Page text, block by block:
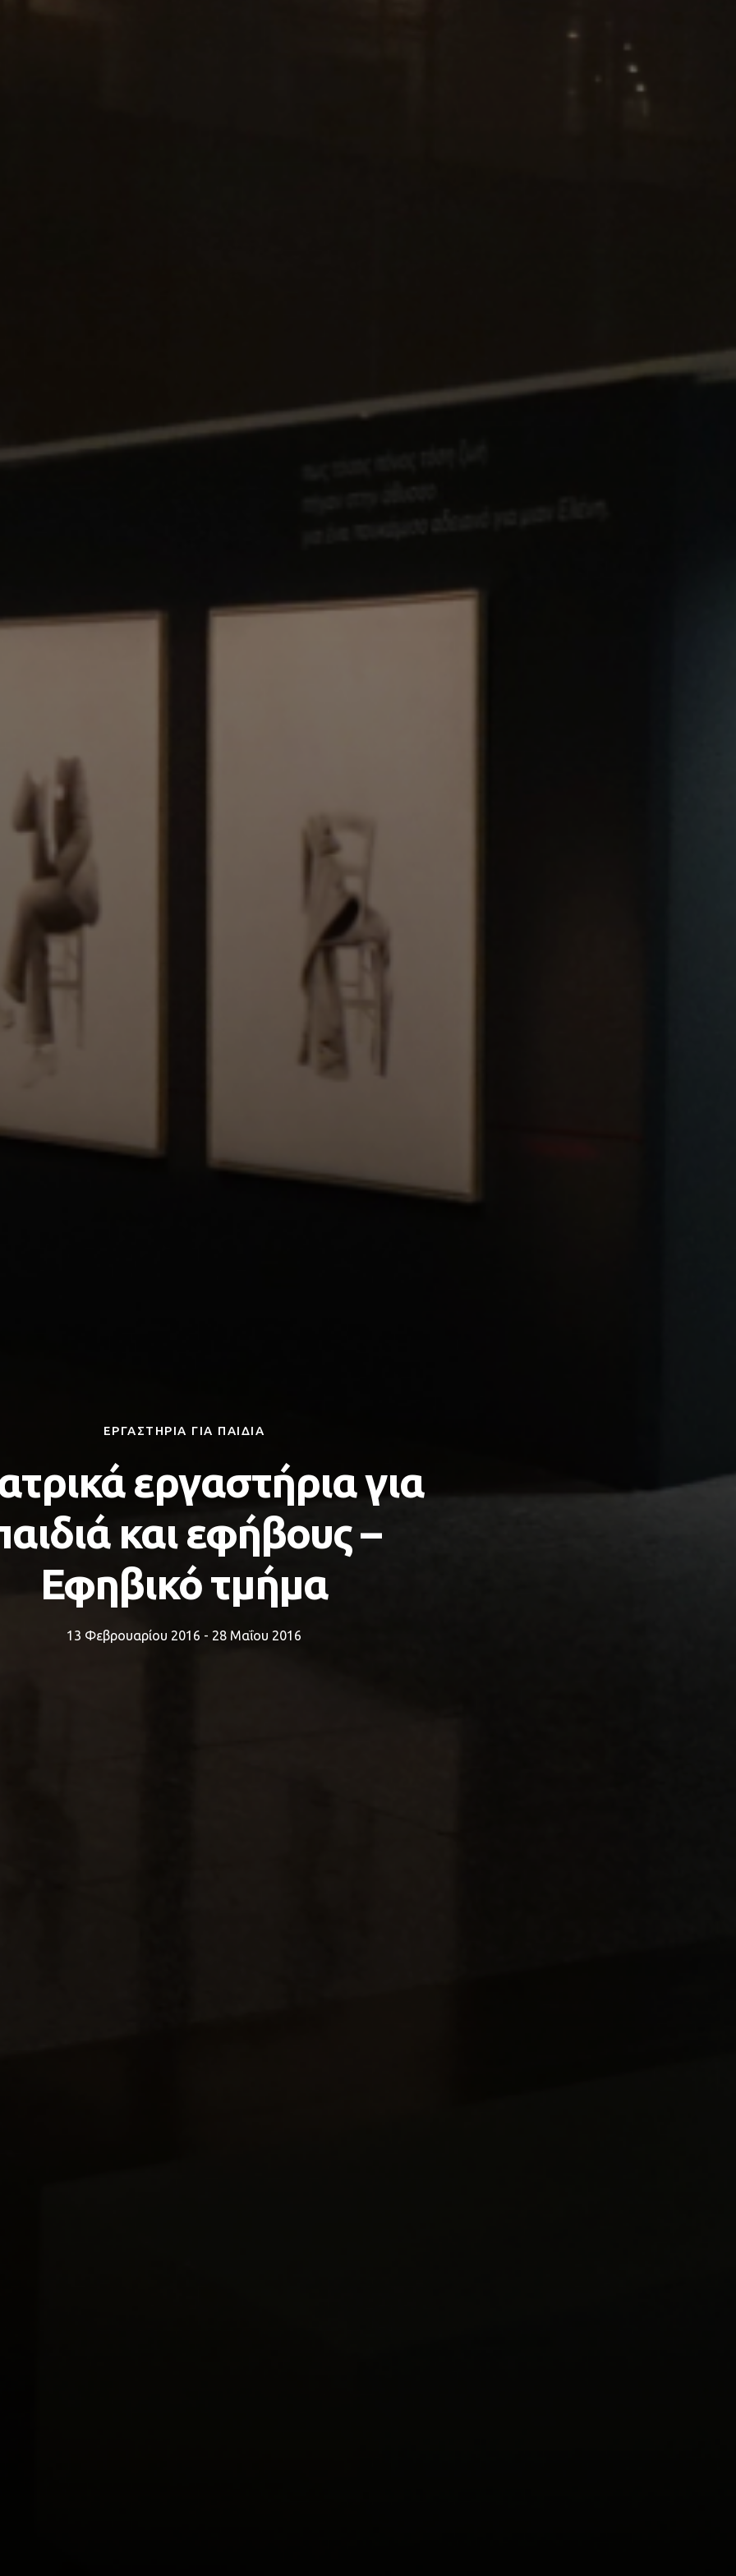
ΕΡΓΑΣΤΗΡΙΑ ΓΙΑ ΠΑΙΔΙΑ
εργαστήρια για
και εφήβους –
Εφηβικό τμήμα
13 Φεβρουαρίου 2016 - 28 Μαΐου 2016